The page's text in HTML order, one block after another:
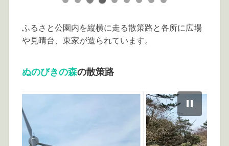
ふるさと公園内を縦横に走る散策路と各所に広場
や見晴台、東家が造られています。
ぬのびきの森の散策路